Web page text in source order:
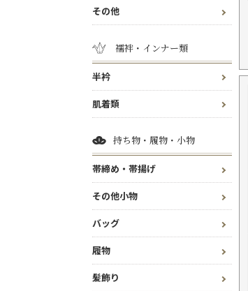
その他
襦袢・インナー類
半衿
肌着類
持ち物・履物・小物
帯締め・帯揚げ
その他小物
バッグ
履物
髪飾り